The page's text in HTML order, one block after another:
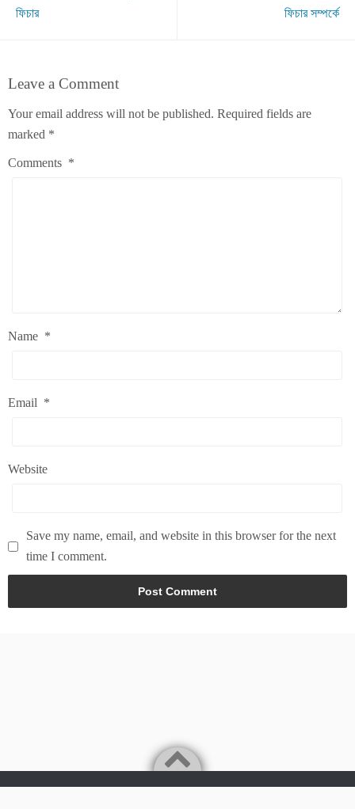
ফিচার
ফিচার সম্পর্কে
Leave a Comment
Your email address will not be published. Required fields are
marked *
Comments *
Name *
Email *
Website
Save my name, email, and website in this browser for the next
time I comment.